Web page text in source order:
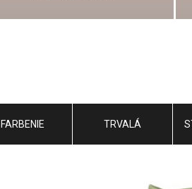
FARBENIE TRVALÁ